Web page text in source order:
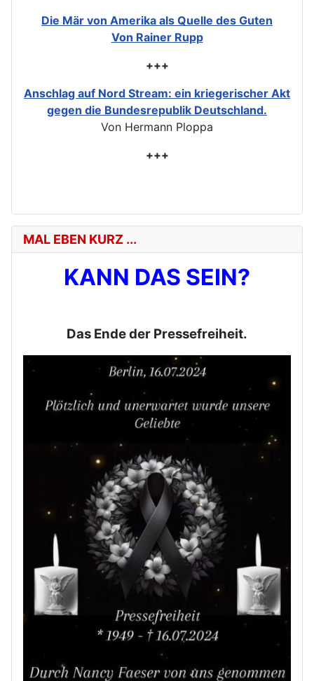
Die Mär von Amerika als Quelle des Guten
Von Rainer Rupp
+++
Anschlag auf Nord Stream: ein kriegerischer Akt
gegen die Bundesrepublik Deutschland.
Von Hermann Ploppa
+++
MAL EBEN KURZ ...
KANN DAS SEIN?
Das Ende der Pressefreiheit.